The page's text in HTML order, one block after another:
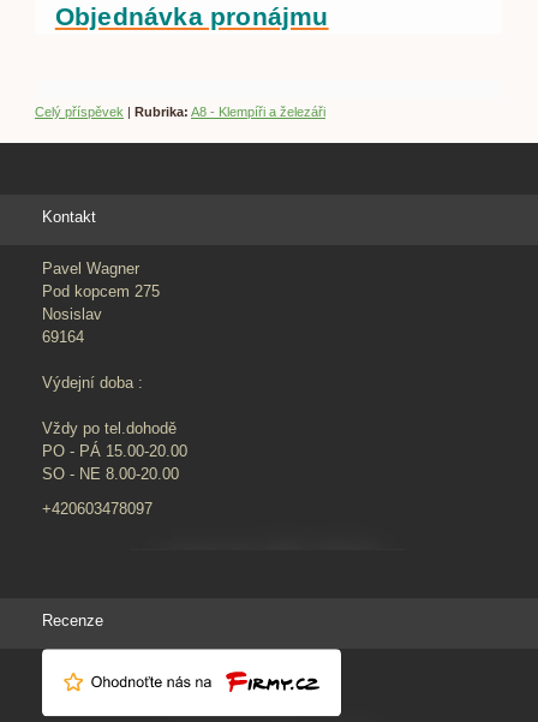
Objednávka pronájmu
Celý příspěvek Rubrika: A8 - Klempíři a železáři
Kontakt
Pavel Wagner
Pod kopcem 275
Nosislav
69164
Výdejní doba :
Vždy po tel.dohodě
PO - PÁ 15.00-20.00
SO - NE 8.00-20.00
+420603478097
Recenze